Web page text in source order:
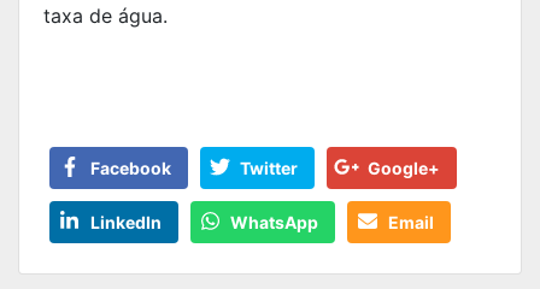
taxa de água.
Facebook Twitter Google+
LinkedIn WhatsApp Email